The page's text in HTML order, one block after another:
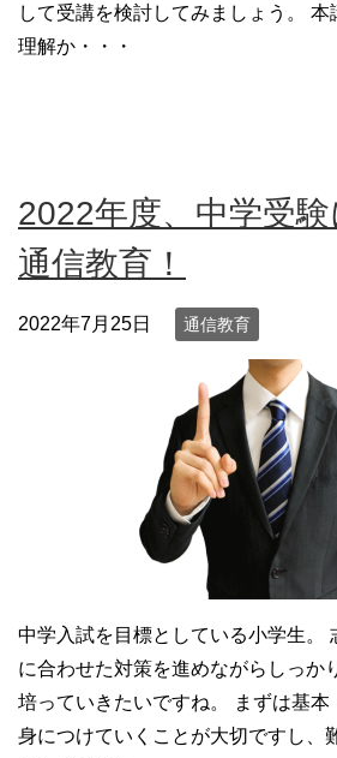
して受講を検討してみましょう。
理解か・・・
2022年度、中学受
通信教育！
2022年7月25日 通信教育
中学入試を目標としている小学生。
に合わせた対策を進めながらしっか
培っていきたいですね。 まずは基本
身につけていくことが大切ですし、